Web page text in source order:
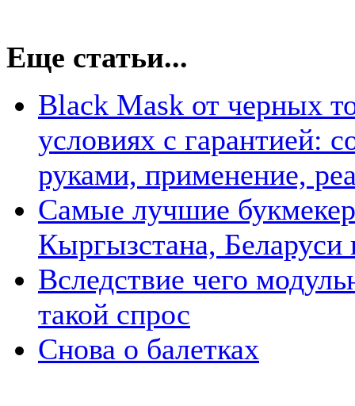
Еще статьи...
Black Mask от черных
условиях с гарантией:
руками, применение,
Самые лучшие
Кыргызстана, Беларуси
Вследствие чего
такой спрос
Снова о балетках